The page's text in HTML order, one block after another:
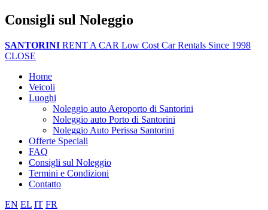
Consigli sul Noleggio
SANTORINI RENT A CAR Low Cost Car Rentals Since 1998
CLOSE
Home
Veicoli
Luoghi
Noleggio auto Aeroporto di Santorini
Noleggio auto Porto di Santorini
Noleggio Auto Perissa Santorini
Offerte Speciali
FAQ
Consigli sul Noleggio
Termini e Condizioni
Contatto
EN EL IT FR